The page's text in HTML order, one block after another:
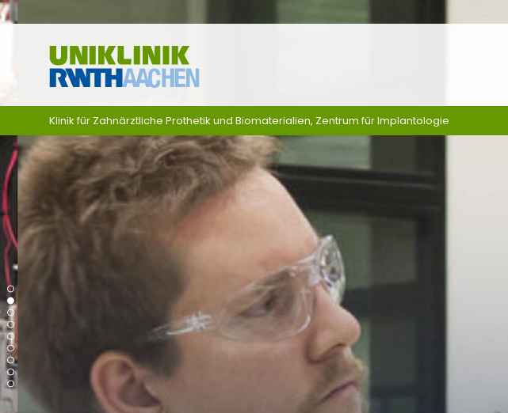
Ga naar navigatie
Klinik für Zahnärztliche Prothetik und Biomaterialien, Zentrum für Implantologie